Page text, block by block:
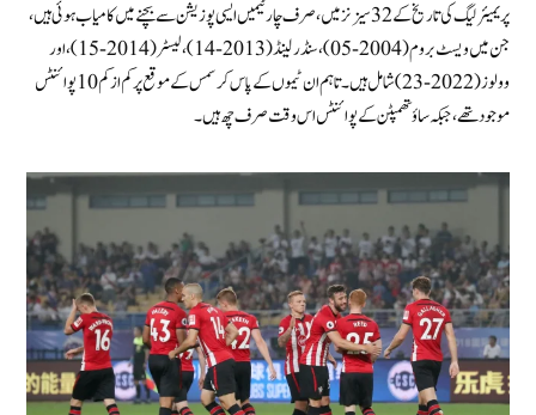
پریمیئر لیگ کی تاریخ کے 32 سیزنز میں، صرف چار ٹیمیں ایسی پوزیشن سے بچنے میں کامیاب ہوئی ہیں،
جن میں ویسٹ بروم (2004-05)، سنڈرلینڈ (2013-14)، لیسٹر (2014-15)، اور
وولوز (2022-23) شامل ہیں۔ تاہم ان ٹیموں کے پاس کرسمس کے موقع پر کم از کم 10 پوائنٹس
موجود تھے، جبکہ ساؤتھمپٹن کے پوائنٹس اس وقت صرف چھ ہیں۔